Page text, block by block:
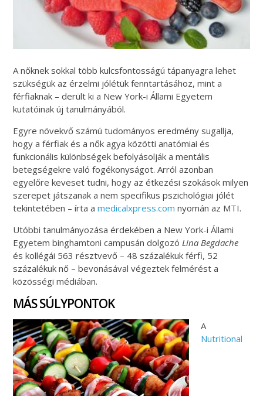
A nőknek sokkal több kulcsfontosságú tápanyagra lehet
szükségük az érzelmi jólétük fenntartásához, mint a
férfiaknak – derült ki a New York-i Állami Egyetem
kutatóinak új tanulmányából.
Egyre növekvő számú tudományos eredmény sugallja,
hogy a férfiak és a nők agya közötti anatómiai és
funkcionális különbségek befolyásolják a mentális
betegségekre való fogékonyságot. Arról azonban
egyelőre keveset tudni, hogy az étkezési szokások milyen
szerepet játszanak a nem specifikus pszichológiai jólét
tekintetében – írta amedicalxpress.com nyomán az MTI.
Utóbbi tanulmányozása érdekében a New York-i Állami
Egyetem binghamtoni campusán dolgozó Lina Begdache
és kollégái 563 résztvevő – 48 százalékuk férfi, 52
százalékuk nő – bevonásával végeztek felmérést a
közösségi médiában.
MÁS SÚLYPONTOK
A
Nutritional